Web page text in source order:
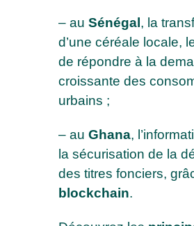
– au Sénégal, la
d’une céréale locale,
de répondre à la
croissante des
urbains ;
– au Ghana,
la sécurisation de la
des titres fonciers,
blockchain.